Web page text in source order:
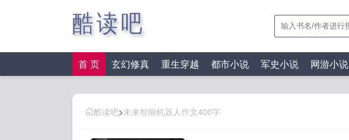
酷读吧
首 页 玄幻修真 重生穿越 都市小说 军史小说 网游小说
酷读吧>未来智能机器人作文400字